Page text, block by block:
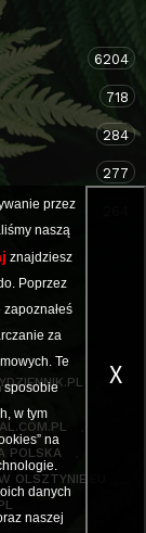
6204
718
284
277
POLSKA
OLSZTYNIE.EU
przez
naszą
znajdziesz
Poprzez
za
Te
sposobie
w tym
na
danych
naszej
X